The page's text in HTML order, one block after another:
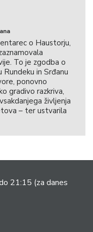
o Haustorju,
To je zgodba o
in Srđanu
ponovno
gradivo razkriva,
življenja
– ter ustvarila
21:15 (za danes